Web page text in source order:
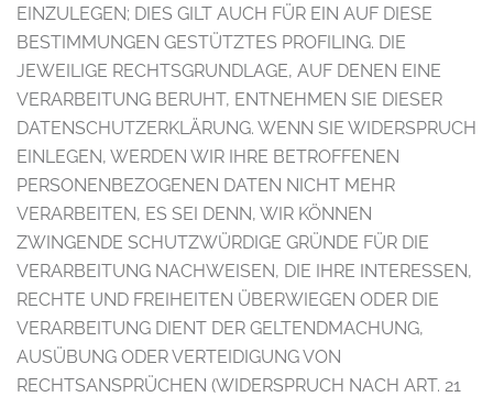
EINZULEGEN; DIES GILT AUCH FÜR EIN AUF DIESE
BESTIMMUNGEN GESTÜTZTES PROFILING. DIE
JEWEILIGE RECHTSGRUNDLAGE, AUF DENEN EINE
VERARBEITUNG BERUHT, ENTNEHMEN SIE DIESER
DATENSCHUTZERKLÄRUNG. WENN SIE WIDERSPRUCH
EINLEGEN, WERDEN WIR IHRE BETROFFENEN
PERSONENBEZOGENEN DATEN NICHT MEHR
VERARBEITEN, ES SEI DENN, WIR KÖNNEN
ZWINGENDE SCHUTZWÜRDIGE GRÜNDE FÜR DIE
VERARBEITUNG NACHWEISEN, DIE IHRE INTERESSEN,
RECHTE UND FREIHEITEN ÜBERWIEGEN ODER DIE
VERARBEITUNG DIENT DER GELTENDMACHUNG,
AUSÜBUNG ODER VERTEIDIGUNG VON
RECHTSANSPRÜCHEN (WIDERSPRUCH NACH ART. 21